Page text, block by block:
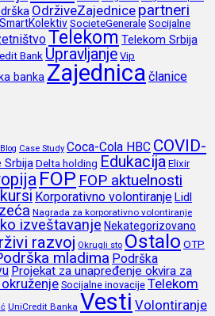
OdrživeZajednice partneri
SmartKolektivSocieteGeneraleSocijalne
Telekom Telekom Srbija
Bank Upravljanje Vip
banka Zajednica članice
Blog Case Study Coca-Cola HBC COVID-
SrbijaDelta holding Edukacija Elixir
FOP FOP aktuelnosti
Korporativno volontiranjeLidl
Nagrada za korporativno volontiranje
izveštavanje Nekategorizovano
razvoj Okrugli sto Ostalo OTP
mladima Podrška
Projekat za unapređenje okvira za
Socijalne inovacije Telekom
UniCredit Banka Vesti Volontiranje